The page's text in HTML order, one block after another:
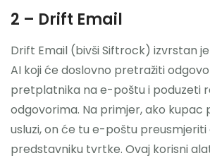
2 – Drift Email
Drift Email (bivši Siftrock) izvrstan
AI koji će doslovno pretražiti
pretplatnika na e-poštu i poduzeti
odgovorima. Na primjer, ako kupac
usluzi, on će tu e-poštu
predstavniku tvrtke. Ovaj korisni